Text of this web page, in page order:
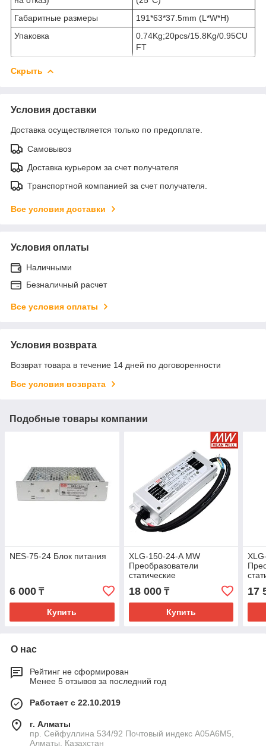
Габаритные размеры
191*63*37.5mm (L*W*H)
Упаковка
0.74Kg;20pcs/15.8Kg/0.95CU
FT
Скрыть
Условия доставки
Доставка осуществляется только по предоплате.
Самовывоз
Доставка курьером за счет получателя
Транспортной компанией за счет получателя.
Все условия доставки
Условия оплаты
Наличными
Безналичный расчет
Все условия оплаты
Условия возврата
Возврат товара в течение 14 дней по договоренности
Все условия возврата
Подобные товары компании
NES-75-24 Блок питания
6 000 ₸
Купить
XLG-150-24-A MW
Преобразователи
статические
18 000₸
Купить
17
О нас
Рейтинг не сформирован
Менее 5 отзывов за последний год
Работает с 22.10.2019
г. Алматы
пр. Сейфуллина 534/92 Почтовый индекс A05A6M5,
Алматы, Казахстан